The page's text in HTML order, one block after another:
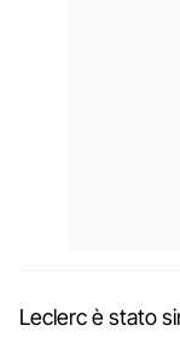
Leclerc è stato